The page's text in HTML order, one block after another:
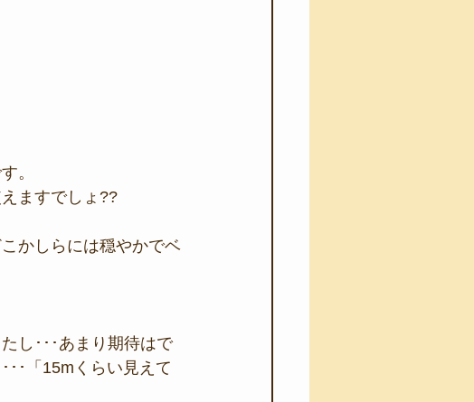
。
ますでしょ??
かしらには穏やかでベ
し･･･あまり期待はで
･･「15mくらい見えて